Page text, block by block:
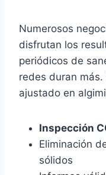
Numerosos
disfrutan los
periódicos de
redes duran
ajustado en
Inspección
Eliminación
sólidos